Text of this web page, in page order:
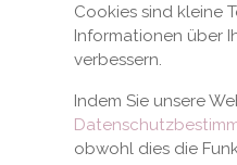
Cookies sind kleine
Informationen über
verbessern.
Indem Sie unsere
obwohl dies die